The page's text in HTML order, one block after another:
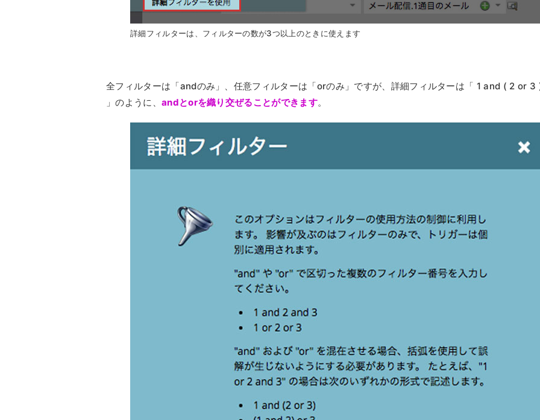
詳細フィルターは、フィルターの数が3つ以上のときに使えます
全フィルターは「andのみ」、任意フィルターは「orのみ」ですが、詳細フィルターは「 1 and ( 2 or 3
」のように、 andとorを織り交ぜることができます。